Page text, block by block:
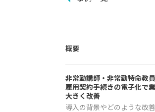
概要
非常勤講師・非常勤特命教
雇用契約手続きの電子化で
大きく改善
導入の背景やどのような改